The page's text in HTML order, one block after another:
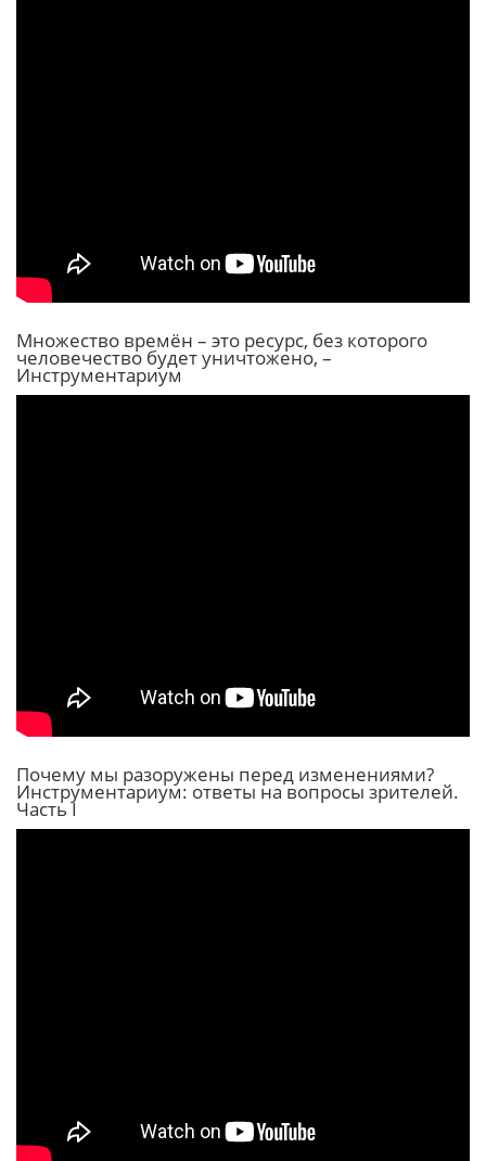
Множество времён – это ресурс, без которого
человечество будет уничтожено, –
Инструментариум
Почему мы разоружены перед изменениями?
Инструментариум: ответы на вопросы зрителей.
Часть I